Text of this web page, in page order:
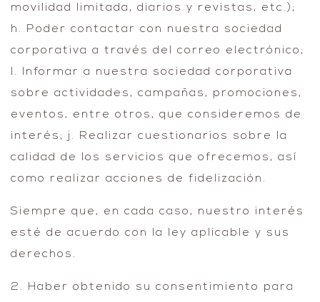
movilidad limitada, diarios y revistas, etc.);
h. Poder contactar con nuestra sociedad
corporativa a través del correo electrónico;
I. Informar a nuestra sociedad corporativa
sobre actividades, campañas, promociones,
eventos, entre otros, que consideremos de
interés; j. Realizar cuestionarios sobre la
calidad de los servicios que ofrecemos, así
como realizar acciones de fidelización.
Siempre que, en cada caso, nuestro interés
esté de acuerdo con la ley aplicable y sus
derechos.
2. Haber obtenido su consentimiento para